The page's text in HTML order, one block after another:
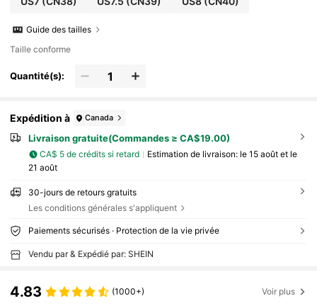
Guide des tailles
Taille conforme
Quantité(s):
Expédition à Canada
Livraison gratuite(Commandes ≥ CA$19.00)
CA$ 5 de crédits si retard Estimation de livraison: le 15 août et le
21 août
30-jours de retours gratuits
Les conditions générales s'appliquent
Paiements sécurisés · Protection de la vie privée
Vendu par & Expédié par: SHEIN
4.83 (1000+) Voir plus